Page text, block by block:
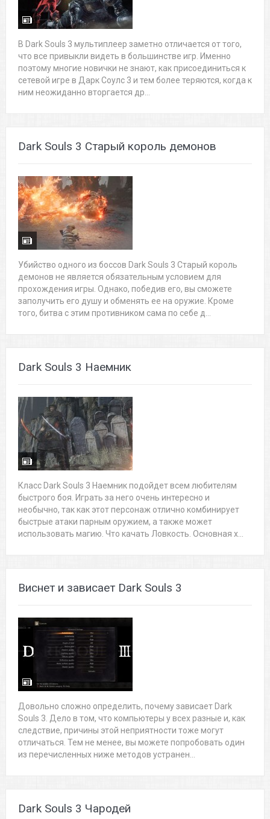
В Dark Souls 3 мультиплеер заметно отличается от того,
что все привыкли видеть в большинстве игр. Именно
поэтому многие новички не знают, как присоединиться к
сетевой игре в Дарк Соулс 3 и тем более теряются, когда к
ним неожиданно вторгается др...
Dark Souls 3 Старый король демонов
Убийство одного из боссов Dark Souls 3 Старый король
демонов не является обязательным условием для
прохождения игры. Однако, победив его, вы сможете
заполучить его душу и обменять ее на оружие. Кроме
того, битва с этим противником сама по себе д...
Dark Souls 3 Наемник
Класс Dark Souls 3 Наемник подойдет всем любителям
быстрого боя. Играть за него очень интересно и
необычно, так как этот персонаж отлично комбинирует
быстрые атаки парным оружием, а также может
использовать магию. Что качать Ловкость. Основная х...
Виснет и зависает Dark Souls 3
Довольно сложно определить, почему зависает Dark
Souls 3. Дело в том, что компьютеры у всех разные и, как
следствие, причины этой неприятности тоже могут
отличаться. Тем не менее, вы можете попробовать один
из перечисленных ниже методов устранен...
Dark Souls 3 Чародей